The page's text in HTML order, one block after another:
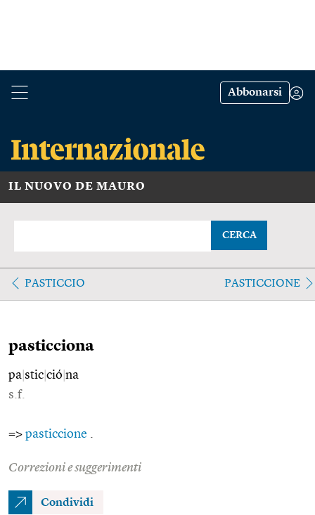
Abbonarsi
IL NUOVO DE MAURO
CERCA
PASTICCIO PASTICCIONE
pasticciona
pa stic ció na
s.f.
=> pasticcione
Correzioni e suggerimenti
Condividi